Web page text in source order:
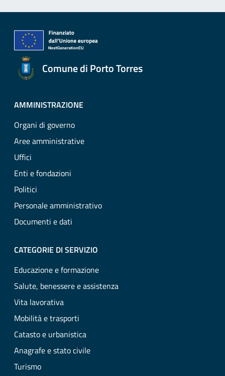
Comune di Porto Torres
AMMINISTRAZIONE
Organi di governo
Aree amministrative
Uffici
Enti e fondazioni
Politici
Personale amministrativo
Documenti e dati
CATEGORIE DI SERVIZIO
Educazione e formazione
Salute, benessere e assistenza
Vita lavorativa
Mobilità e trasporti
Catasto e urbanistica
Anagrafe e stato civile
Turismo